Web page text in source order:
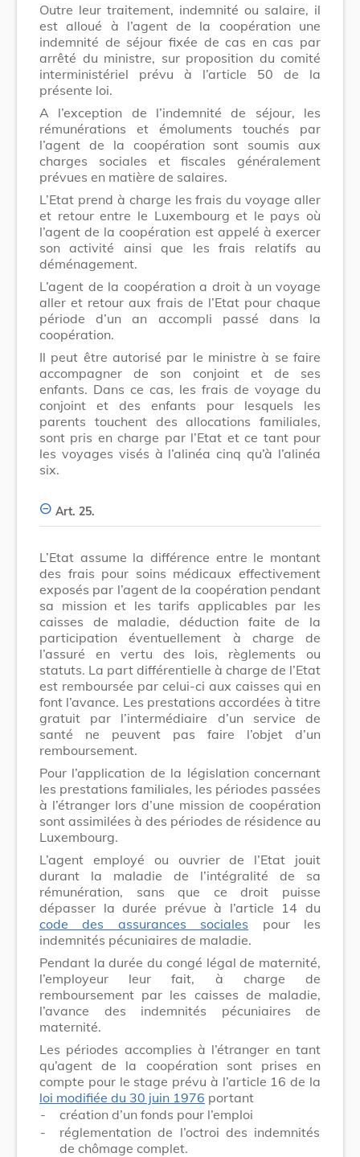
Outre leur traitement, indemnité ou salaire, il
est alloué à l’agent de la coopération une
indemnité de séjour fixée de cas en cas par
arrêté du ministre, sur proposition du comité
interministériel prévu à l’article 50 de la
présente loi.
A l’exception de l’indemnité de séjour, les
rémunérations et émoluments touchés par
l’agent de la coopération sont soumis aux
charges sociales et fiscales généralement
prévues en matière de salaires.
L’Etat prend à charge les frais du voyage aller
et retour entre le Luxembourg et le pays où
l’agent de la coopération est appelé à exercer
son activité ainsi que les frais relatifs au
déménagement.
L’agent de la coopération a droit à un voyage
aller et retour aux frais de l’Etat pour chaque
période d’un an accompli passé dans la
coopération.
Il peut être autorisé par le ministre à se faire
accompagner de son conjoint et de ses
enfants. Dans ce cas, les frais de voyage du
conjoint et des enfants pour lesquels les
parents touchent des allocations familiales,
sont pris en charge par l’Etat et ce tant pour
les voyages visés à l’alinéa cinq qu’à l’alinéa
six.
Art. 25.
L’Etat assume la différence entre le montant
des frais pour soins médicaux effectivement
exposés par l’agent de la coopération pendant
sa mission et les tarifs applicables par les
caisses de maladie, déduction faite de la
participation éventuellement à charge de
l’assuré en vertu des lois, règlements ou
statuts. La part différentielle à charge de l’Etat
est remboursée par celui-ci aux caisses qui en
font l’avance. Les prestations accordées à titre
gratuit par l’intermédiaire d’un service de
santé ne peuvent pas faire l’objet d’un
remboursement.
Pour l’application de la législation concernant
les prestations familiales, les périodes passées
à l’étranger lors d’une mission de coopération
sont assimilées à des périodes de résidence au
Luxembourg.
L’agent employé ou ouvrier de l’Etat jouit
durant la maladie de l’intégralité de sa
rémunération, sans que ce droit puisse
dépasser la durée prévue à l’article 14 du
code des assurances sociales pour les
indemnités pécuniaires de maladie.
Pendant la durée du congé légal de maternité,
l’employeur leur fait, à charge de
remboursement par les caisses de maladie,
l’avance des indemnités pécuniaires de
maternité.
Les périodes accomplies à l’étranger en tant
qu’agent de la coopération sont prises en
compte pour le stage prévu à l’article 16 de la
loi modifiée du 30 juin 1976 portant
-
création d’un fonds pour l’emploi
-
réglementation de l’octroi des indemnités
de chômage complet.